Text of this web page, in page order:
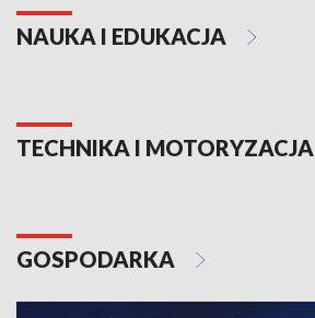
NAUKA I EDUKACJA
TECHNIKA I MOTORYZACJA
GOSPODARKA